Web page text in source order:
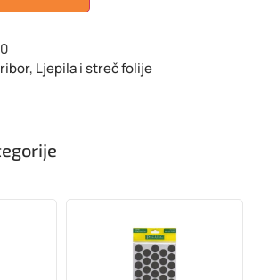
, Ljepila i streč folije